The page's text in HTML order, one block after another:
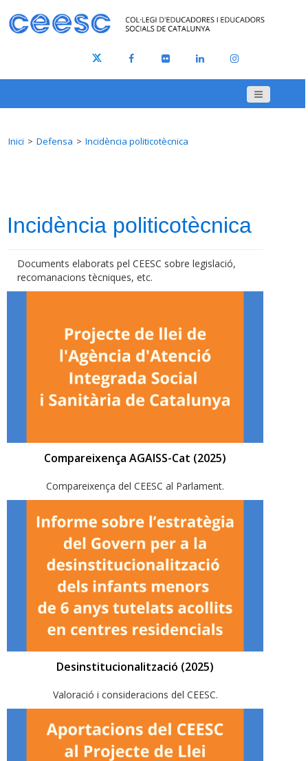
Inici Defensa Incidència politicotècnica
Incidència politicotècnica
Documents elaborats pel CEESC sobre legislació,
recomanacions tècniques, etc.
Compareixença AGAISS-Cat (2025)
Compareixença del CEESC al Parlament.
Desinstitucionalització (2025)
Valoració i consideracions del CEESC.